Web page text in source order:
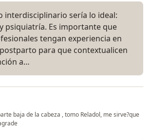
interdisciplinario sería lo ideal:
psiquiatría. Es importante que
tengan experiencia en
para que contextualicen
a…
baja de la cabeza , tomo Reladol, me sirve?que